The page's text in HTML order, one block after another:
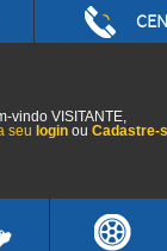
vindo VISITANTE,
seu login ou Cadastre-